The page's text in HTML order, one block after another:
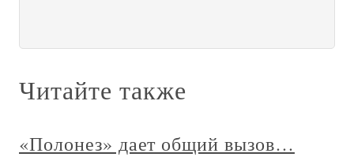
Читайте также
«Полонез» дает общий вызов…